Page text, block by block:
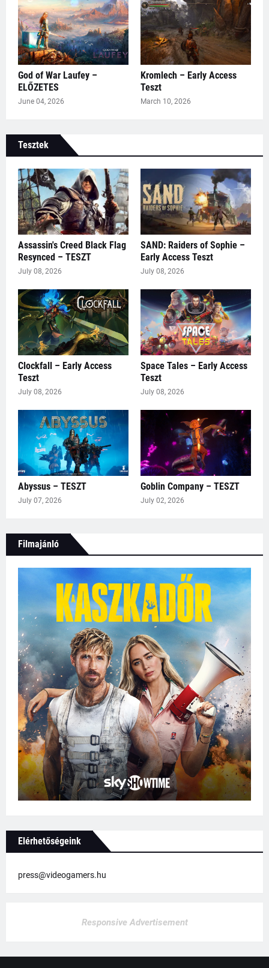
God of War Laufey –
ELŐZETES
June 04, 2026
Kromlech – Early Access
Teszt
March 10, 2026
Tesztek
Assassin's Creed Black Flag
Resynced – TESZT
July 08, 2026
SAND: Raiders of Sophie –
Early Access Teszt
July 08, 2026
Clockfall – Early Access
Teszt
July 08, 2026
Space Tales – Early Access
Teszt
July 08, 2026
Abyssus – TESZT
July 07, 2026
Goblin Company – TESZT
July 02, 2026
Filmajánló
Elérhetőségeink
press@videogamers.hu
Responsive Advertisement